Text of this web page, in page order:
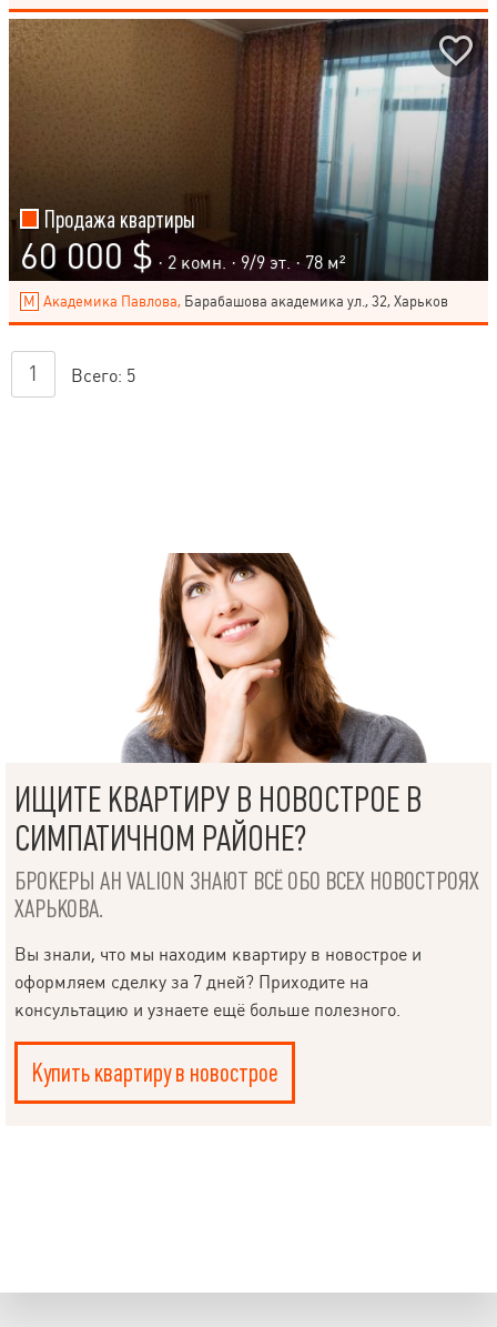
Продажа квартиры
60 000 $ · 2 комн. · 9/9эт. · 78 м²
Академика Павлова, Барабашова академика ул., 32, Харьков
1 Всего: 5
ИЩИТЕ КВАРТИРУ В НОВОСТРОЕ В
СИМПАТИЧНОМ РАЙОНЕ?
БРОКЕРЫ АН VALION ЗНАЮТ ВСЁ ОБО ВСЕХ НОВОСТРОЯХ
ХАРЬКОВА.
Вы знали, что мы находим квартиру в новострое и
оформляем сделку за 7 дней? Приходите на
консультацию и узнаете ещё больше полезного.
Купить квартиру в новострое